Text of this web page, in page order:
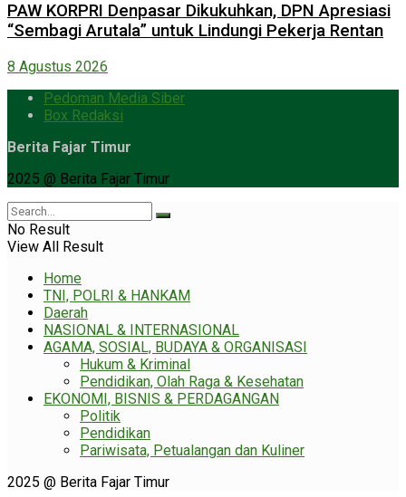
PAW KORPRI Denpasar Dikukuhkan, DPN Apresiasi
“Sembagi Arutala” untuk Lindungi Pekerja Rentan
8 Agustus 2026
Pedoman Media Siber
Box Redaksi
Berita Fajar Timur
2025 @ Berita Fajar Timur
No Result
View All Result
Home
TNI, POLRI & HANKAM
Daerah
NASIONAL & INTERNASIONAL
AGAMA, SOSIAL, BUDAYA & ORGANISASI
Hukum & Kriminal
Pendidikan, Olah Raga & Kesehatan
EKONOMI, BISNIS & PERDAGANGAN
Politik
Pendidikan
Pariwisata, Petualangan dan Kuliner
2025 @ Berita Fajar Timur